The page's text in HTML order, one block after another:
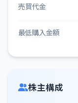
売買代金
最低購入金額
株主構成